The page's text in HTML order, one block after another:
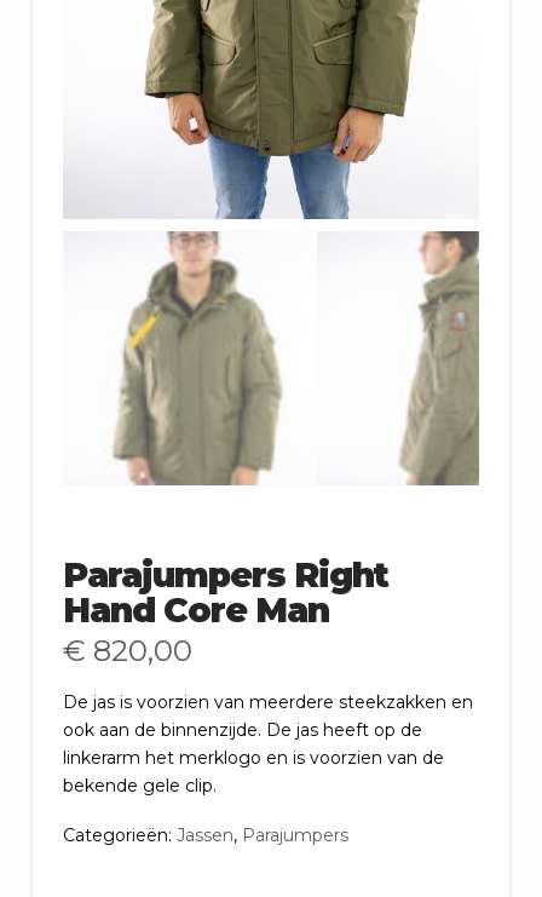
Parajumpers Right
Hand Core Man
€ 820,00
De jas is voorzien van meerdere steekzakken en
ook aan de binnenzijde. De jas heeft op de
linkerarm het merklogo en is voorzien van de
bekende gele clip.
Categorieën: Jassen, Parajumpers